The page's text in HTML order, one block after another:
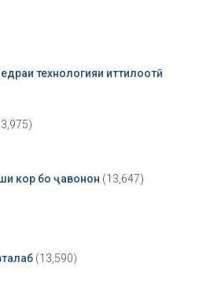
технологияи иттилоотӣ
кор бо ҷавонон (13,647)
(13,590)